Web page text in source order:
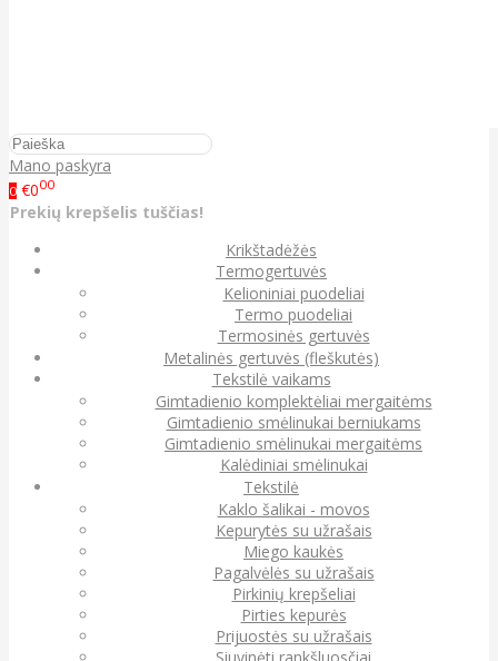
Mano paskyra
0 €000
Prekių krepšelis tuščias!
Krikštadėžės
Termogertuvės
Kelioniniai puodeliai
Termo puodeliai
Termosinės gertuvės
Metalinės gertuvės (fleškutės)
Tekstilė vaikams
Gimtadienio komplektėliai mergaitėms
Gimtadienio smėlinukai berniukams
Gimtadienio smėlinukai mergaitėms
Kalėdiniai smėlinukai
Tekstilė
Kaklo šalikai - movos
Kepurytės su užrašais
Miego kaukės
Pagalvėlės su užrašais
Pirkinių krepšeliai
Pirties kepurės
Prijuostės su užrašais
Siuvinėti rankšluosčiai